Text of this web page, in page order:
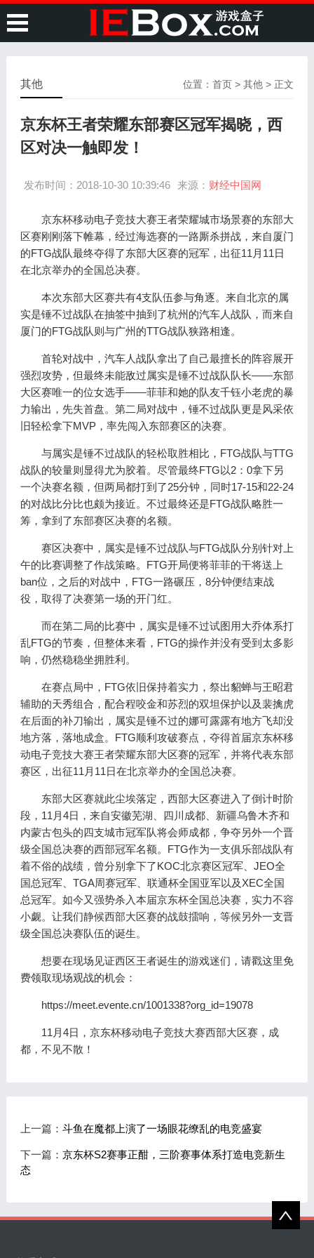
位置：首页 >其他 > 正文
其他
京东杯王者荣耀东部赛区冠军揭晓，西
区对决一触即发！
发布时间：2018-10-30 10:39:46 来源： 财经中国网
京东杯移动电子竞技大赛王者荣耀城市场景赛的东部大
区赛刚刚落下帷幕，经过海选赛的一路厮杀拼战，来自厦门
的FTG战队最终夺得了东部大区赛的冠军，出征11月11日
在北京举办的全国总决赛。
本次东部大区赛共有4支队伍参与角逐。来自北京的属
实是锤不过战队在抽签中抽到了杭州的汽车人战队，而来自
厦门的FTG战队则与广州的TTG战队狭路相逢。
首轮对战中，汽车人战队拿出了自己最擅长的阵容展开
强烈攻势，但最终未能敌过属实是锤不过战队队长——东部
大区赛唯一的位女选手——菲菲和她的队友千钰小老虎的暴
力输出，先失首盘。第二局对战中，锤不过战队更是风采依
旧轻松拿下MVP，率先闯入东部赛区的决赛。
与属实是锤不过战队的轻松取胜相比，FTG战队与TTG
战队的较量则显得尤为胶着。尽管最终FTG以2：0拿下另
一个决赛名额，但两局都打到了25分钟，同时17-15和22-24
的对战比分比也颇为接近。不过最终还是FTG战队略胜一
筹，拿到了东部赛区决赛的名额。
赛区决赛中，属实是锤不过战队与FTG战队分别针对上
午的比赛调整了作战策略。FTG开局便将菲菲的干将送上
ban位，之后的对战中，FTG一路碾压，8分钟便结束战
役，取得了决赛第一场的开门红。
而在第二局的比赛中，属实是锤不过试图用大乔体系打
乱FTG的节奏，但整体来看，FTG的操作并没有受到太多影
响，仍然稳稳坐拥胜利。
在赛点局中，FTG依旧保持着实力，祭出貂蝉与王昭君
辅助的天秀组合，配合程咬金和苏烈的双坦保护以及裴擒虎
在后面的补刀输出，属实是锤不过的娜可露露有地方飞却没
地方落，落地成盒。FTG顺利攻破赛点，夺得首届京东杯移
动电子竞技大赛王者荣耀东部大区赛的冠军，并将代表东部
赛区，出征11月11日在北京举办的全国总决赛。
东部大区赛就此尘埃落定，西部大区赛进入了倒计时阶
段，11月4日，来自安徽芜湖、四川成都、新疆乌鲁木齐和
内蒙古包头的四支城市冠军队将会师成都，争夺另外一个晋
级全国总决赛的西部冠军名额。FTG作为一支俱乐部战队有
着不俗的战绩，曾分别拿下了KOC北京赛区冠军、JEO全
国总冠军、TGA周赛冠军、联通杯全国亚军以及XEC全国
总冠军。如今又强势杀入本届京东杯全国总决赛，实力不容
小觑。让我们静候西部大区赛的战鼓擂响，等候另外一支晋
级全国总决赛队伍的诞生。
想要在现场见证西区王者诞生的游戏迷们，请戳这里免
费领取现场观战的机会：
https://meet.evente.cn/1001338?org_id=19078
11月4日，京东杯移动电子竞技大赛西部大区赛，成
都，不见不散！
上一篇： 斗鱼在魔都上演了一场眼花缭乱的电竞盛宴
下一篇： 京东杯S2赛事正酣，三阶赛事体系打造电竞新生
态